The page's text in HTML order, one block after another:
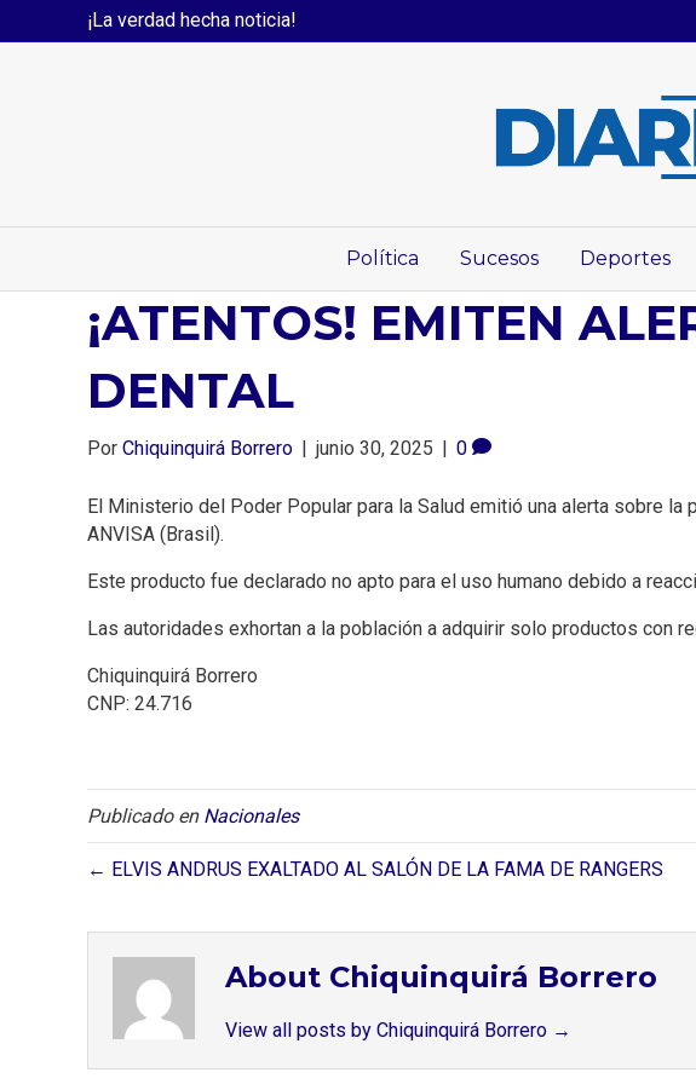
¡La verdad hecha noticia!
Política Sucesos Deportes
¡ATENTOS! EMITEN
DENTAL
Por Chiquinquirá Borrero junio 30, 2025 0
El Ministerio del Poder Popular para la Salud emitió una alerta sobre
ANVISA (Brasil).
Este producto fue declarado no apto para el uso humano debido a
Las autoridades exhortan a la población a adquirir solo productos con
Chiquinquirá Borrero
CNP: 24.716
Publicado en Nacionales
← ELVIS ANDRUS EXALTADO AL SALÓN DE LA FAMA DE RANGERS
About Chiquinquirá Borrero
View all posts by Chiquinquirá Borrero →